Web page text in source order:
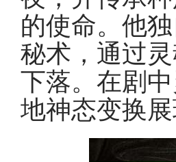
的使命。他
秘术，通过
下落。在剧
地神态变换